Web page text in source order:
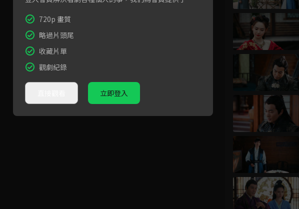
720p 畫質
略過片頭尾
收藏片單
觀劇紀錄
立即登入